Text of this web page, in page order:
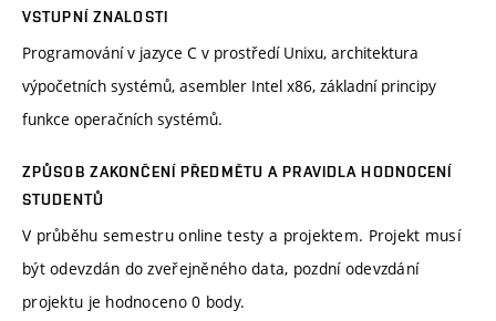
VSTUPNÍ ZNALOSTI
Programování v jazyce C v prostředí Unixu, architektura
výpočetních systémů, asembler Intel x86, základní principy
funkce operačních systémů.
ZPŮSOB ZAKONČENÍ PŘEDMĚTU A PRAVIDLA HODNOCENÍ
STUDENTŮ
V průběhu semestru online testy a projektem. Projekt musí
být odevzdán do zveřejněného data, pozdní odevzdání
projektu je hodnoceno 0 body.